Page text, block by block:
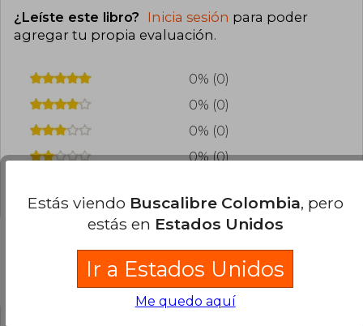
¿Leíste este libro? Inicia sesión para poder
agregar tu propia evaluación.
0% (0)
0% (0)
0% (0)
0% (0)
Preguntas frecuentes sobre el libro
Estás viendo Buscalibre Colombia, pero
estás en Estados Unidos
Ir a Estados Unidos
Me quedo aquí